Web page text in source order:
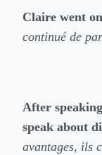
Claire went
continué de
After
speak about
avantages, ils